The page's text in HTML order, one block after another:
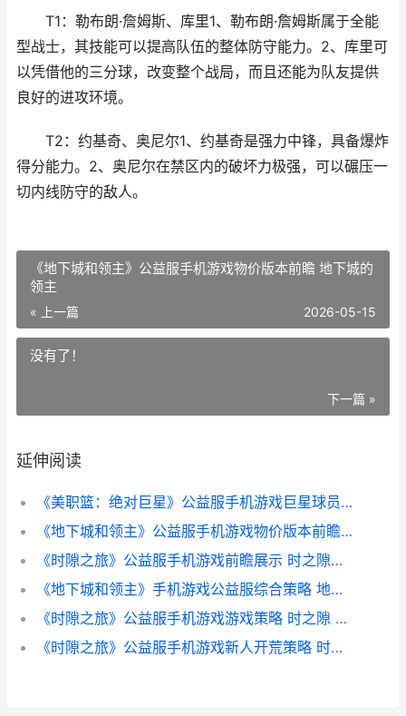
T1：勒布朗·詹姆斯、库里1、勒布朗·詹姆斯属于全能
型战士，其技能可以提高队伍的整体防守能力。2、库里可
以凭借他的三分球，改变整个战局，而且还能为队友提供
良好的进攻环境。
T2：约基奇、奥尼尔1、约基奇是强力中锋，具备爆炸
得分能力。2、奥尼尔在禁区内的破坏力极强，可以碾压一
切内线防守的敌人。
《地下城和领主》公益服手机游戏物价版本前瞻 地下城的
领主
« 上一篇 2026-05-15
没有了！
下一篇 »
延伸阅读
《美职篮：绝对巨星》公益服手机游戏巨星球员强度解析说明 美职篮球
《地下城和领主》公益服手机游戏物价版本前瞻 地下城的领主
《时隙之旅》公益服手机游戏前瞻展示 时之隙隐藏道具
《地下城和领主》手机游戏公益服综合策略 地下城领主名字
《时隙之旅》公益服手机游戏游戏策略 时之隙 6-5
《时隙之旅》公益服手机游戏新人开荒策略 时之隙 6-5